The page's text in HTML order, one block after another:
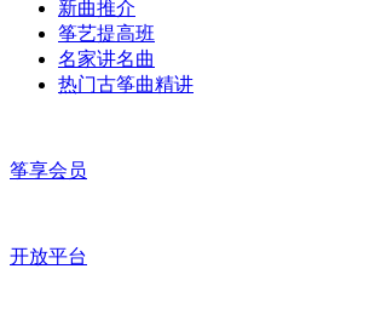
新曲推介
筝艺提高班
名家讲名曲
热门古筝曲精讲
筝享会员
开放平台